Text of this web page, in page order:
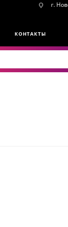
г.
КОНТАКТЫ